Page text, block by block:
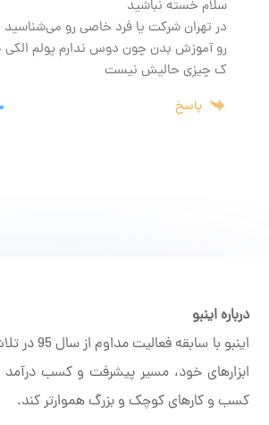
سلام خسته نباشید
در تهران شرکت یا فرد خاصی رو می‌شناسید
رو آموزش بدن چون دوس ندارم پولم
ک چیزی حالیش نیست
پاسخ
درباره اینبو
اینبو با
ابزارهای خود، مسیر پیشرفت و کسب درآمد
کسب و کارهای کوچک و بزرگ هموارتر کند.